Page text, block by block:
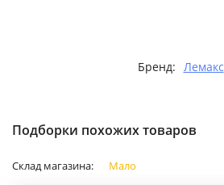
Бренд: Лемакс
Подборки похожих товаров
Склад магазина: Мало